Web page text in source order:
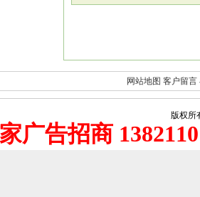
网站地图 客户留言
版权所
广告招商